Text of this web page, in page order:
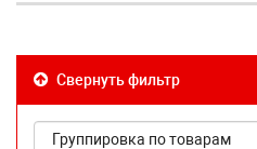
Свернуть фильтр